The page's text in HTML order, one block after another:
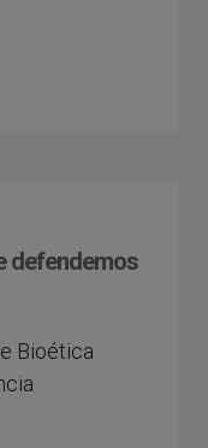
defendemos
Bioética